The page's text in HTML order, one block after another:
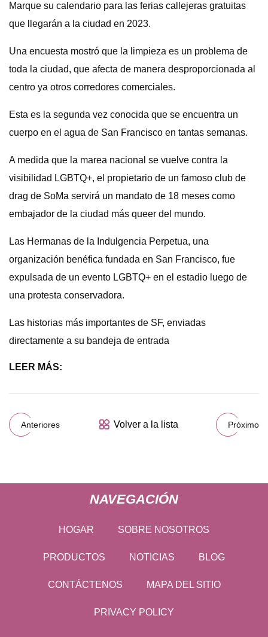
Marque su calendario para las ferias callejeras gratuitas
que llegarán a la ciudad en 2023.
Una encuesta mostró que la limpieza es un problema de
toda la ciudad, que afecta de manera desproporcionada al
centro ya otros corredores comerciales.
Esta es la segunda vez conocida que se encuentra un
cuerpo en el agua de San Francisco en tantas semanas.
A medida que la marea nacional se vuelve contra la
visibilidad LGBTQ+, el propietario de un famoso club de
drag de SoMa servirá un mandato de 18 meses como
embajador de la ciudad más queer del mundo.
Las Hermanas de la Indulgencia Perpetua, una
organización benéfica fundada en San Francisco, fue
expulsada de un evento LGBTQ+ en el estadio luego de
una protesta conservadora.
Las historias más importantes de SF, enviadas
directamente a su bandeja de entrada
LEER MÁS:
Anteriores Volver a la lista Próximo
NAVEGACIÓN
HOGAR SOBRE NOSOTROS
PRODUCTOS NOTICIAS BLOG
CONTÁCTENOS MAPA DEL SITIO
PRIVACY POLICY